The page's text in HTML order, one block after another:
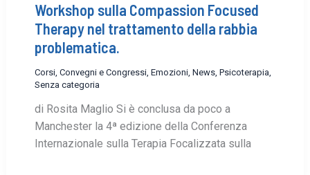
Workshop sulla Compassion Focused
Therapy nel trattamento della rabbia
problematica.
Corsi, Convegni e Congressi, Emozioni, News, Psicoterapia
Senza categoria
di Rosita Maglio Si è conclusa da poco a
Manchester la 4ª edizione della Conferenza
Internazionale sulla Terapia Focalizzata sulla